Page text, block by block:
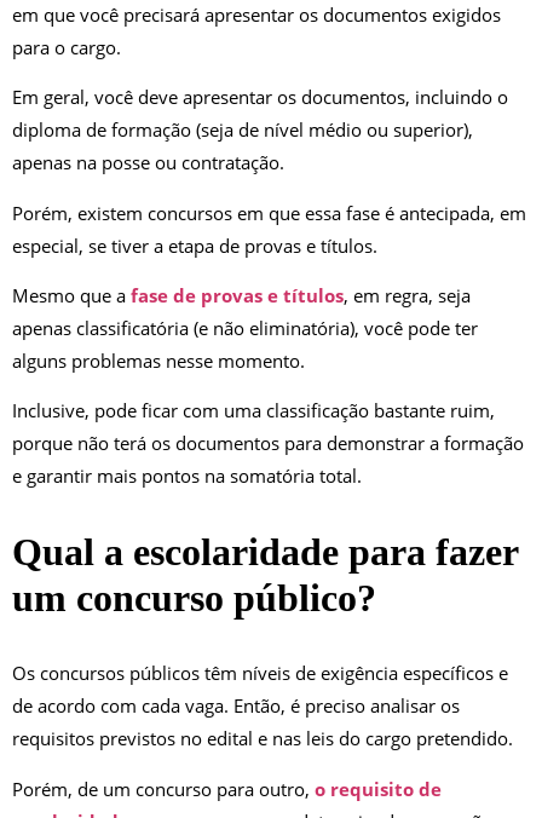
em que você precisará apresentar os documentos exigidos
para o cargo.
Em geral, você deve apresentar os documentos, incluindo o
diploma de formação (seja de nível médio ou superior),
apenas na posse ou contratação.
Porém, existem concursos em que essa fase é antecipada, em
especial, se tiver a etapa de provas e títulos.
Mesmo que a fase de provas e títulos, em regra, seja
apenas classificatória (e não eliminatória), você pode ter
alguns problemas nesse momento.
Inclusive, pode ficar com uma classificação bastante ruim,
porque não terá os documentos para demonstrar a formação
e garantir mais pontos na somatória total.
Qual a escolaridade para fazer
um concurso público?
Os concursos públicos têm níveis de exigência específicos e
de acordo com cada vaga. Então, é preciso analisar os
requisitos previstos no edital e nas leis do cargo pretendido.
Porém, de um concurso para outro, o requisito de